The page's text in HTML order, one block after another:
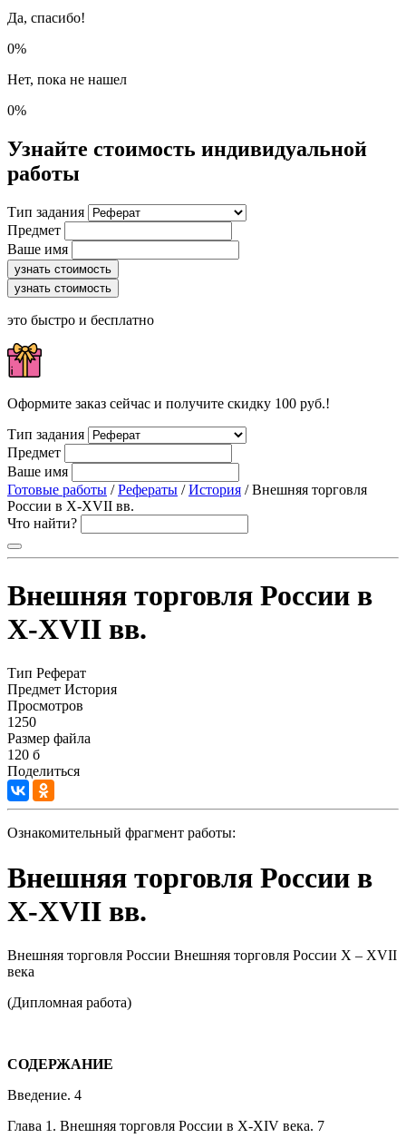
Да, спасибо!
0%
Нет, пока не нашел
0%
Узнайте стоимость индивидуальной
работы
Тип задания
Предмет
Ваше имя
узнать стоимость
узнать стоимость
это быстро и бесплатно
Оформите заказ сейчас и получите скидку 100 руб.!
Тип задания
Предмет
Ваше имя
Готовые работы /Рефераты /История / Внешняя торговля
России в X-XVII вв.
Что найти?
Внешняя торговля России в
X-XVII вв.
Тип Реферат
Предмет История
Просмотров
1250
Размер файла
120 б
Поделиться
Ознакомительный фрагмент работы:
Внешняя торговля России в
X-XVII вв.
Внешняя торговля России Внешняя торговля России X – XVII
века
(Дипломная работа)
СОДЕРЖАНИЕ
Введение. 4
Глава 1. Внешняя торговля России в X-XIV века. 7